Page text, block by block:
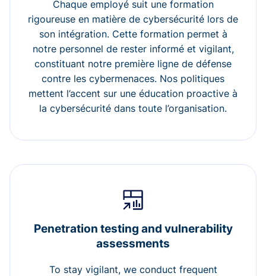
Chaque employé suit une formation
rigoureuse en matière de cybersécurité lors de
son intégration. Cette formation permet à
notre personnel de rester informé et vigilant,
constituant notre première ligne de défense
contre les cybermenaces. Nos politiques
mettent l’accent sur une éducation proactive à
la cybersécurité dans toute l’organisation.
Penetration testing and vulnerability
assessments
To stay vigilant, we conduct frequent